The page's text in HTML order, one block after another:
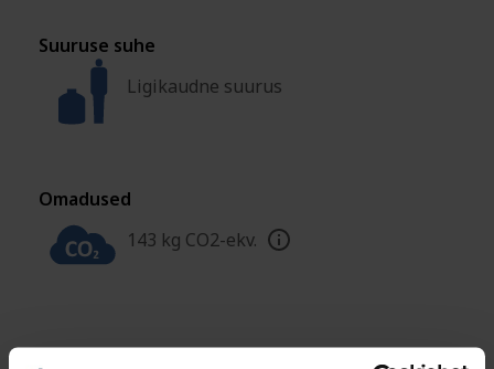
Suuruse suhe
Ligikaudne suurus
Omadused
143 kg CO2-ekv.